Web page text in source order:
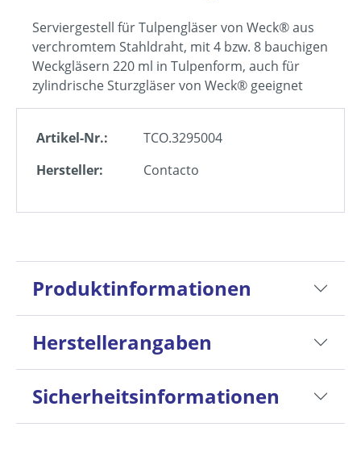
Serviergestell für Tulpengläser von Weck® aus
verchromtem Stahldraht, mit 4 bzw. 8 bauchigen
Weckgläsern 220 ml in Tulpenform, auch für
zylindrische Sturzgläser von Weck® geeignet
Artikel-Nr.:
TCO.3295004
Hersteller:
Contacto
Produktinformationen
Herstellerangaben
Sicherheitsinformationen